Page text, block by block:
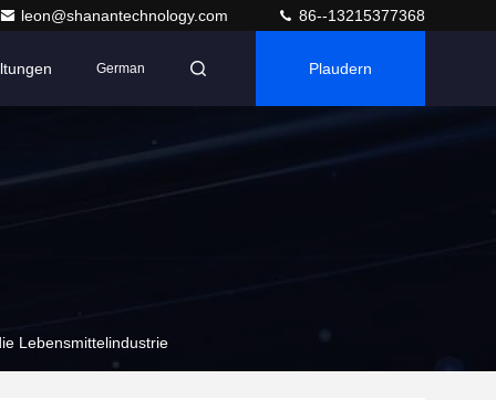
leon@shanantechnology.com 86--13215377368
German Plaudern
Lebensmittelindustrie